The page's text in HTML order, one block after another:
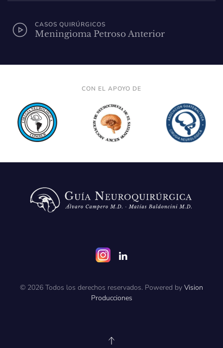
CASOS QUIRÚRGICOS
Meningioma Petroso Anterior
CON EL APOYO DE
© 2026 Todos los derechos reservados. Powered by Vision
Producciones